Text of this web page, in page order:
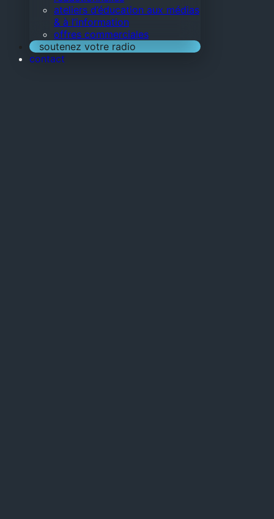
ateliers d’éducation aux médias
& à l’information
offres commerciales
soutenez votre radio
contact